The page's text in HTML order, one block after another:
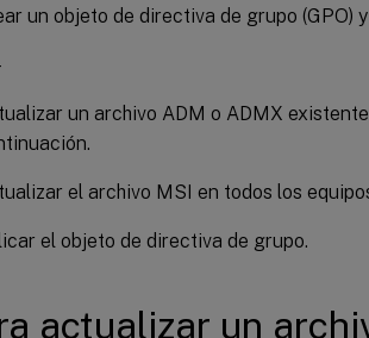
un objeto de directiva de grupo (GPO)
un archivo ADM o ADMX
el archivo MSI en todos los
el objeto de directiva de grupo.
actualizar un